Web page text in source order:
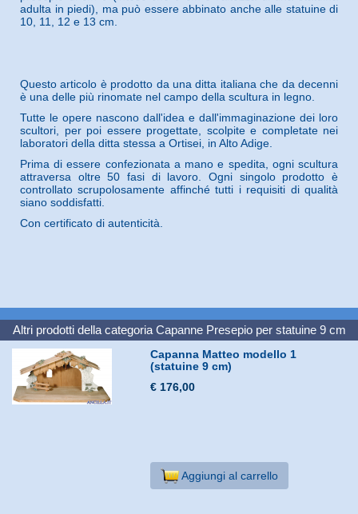
adulta in piedi), ma può essere abbinato anche alle statuine di
10, 11, 12 e 13 cm.
Questo articolo è prodotto da una ditta italiana che da decenni
è una delle più rinomate nel campo della scultura in legno.
Tutte le opere nascono dall'idea e dall'immaginazione dei loro
scultori, per poi essere progettate, scolpite e completate nei
laboratori della ditta stessa a Ortisei, in Alto Adige.
Prima di essere confezionata a mano e spedita, ogni scultura
attraversa oltre 50 fasi di lavoro. Ogni singolo prodotto è
controllato scrupolosamente affinché tutti i requisiti di qualità
siano soddisfatti.
Con certificato di autenticità.
Altri prodotti della categoria Capanne Presepio per statuine 9 cm
Capanna Matteo modello 1
(statuine 9 cm)
€ 176,00
Aggiungi al carrello